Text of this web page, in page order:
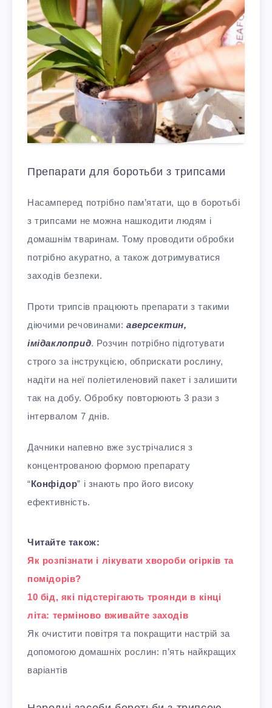
Препарати для боротьби з трипсами
Насамперед потрібно пам’ятати, що в боротьбі
з трипсами не можна нашкодити людям і
домашнім тваринам. Тому проводити обробки
потрібно акуратно, а також дотримуватися
заходів безпеки.
Проти трипсів працюють препарати з такими
діючими речовинами: аверсектин,
імідаклоприд. Розчин потрібно підготувати
строго за інструкцією, обприскати рослину,
надіти на неї поліетиленовий пакет і залишити
так на добу. Обробку повторюють 3 рази з
інтервалом 7 днів.
Дачники напевно вже зустрічалися з
концентрованою формою препарату
“Конфідор” і знають про його високу
ефективність.
Читайте також:
Як розпізнати і лікувати хвороби огірків та
помідорів?
10 бід, які підстерігають троянди в кінці
літа: терміново вживайте заходів
Як очистити повітря та покращити настрій за
допомогою домашніх рослин: п’ять найкращих
варіантів